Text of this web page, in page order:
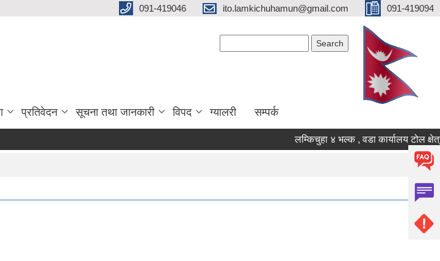
091-419046 ito.lamkichuhamun@gmail.com 091-419094
प्रतिवेदन सूचना तथा जानकारी विपद ग्यालरी सम्पर्क